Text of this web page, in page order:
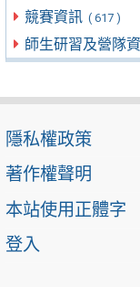
競賽資訊 ( 617 )
師生研習及營隊
隱私權政策
著作權聲明
本站使用正體字
登入